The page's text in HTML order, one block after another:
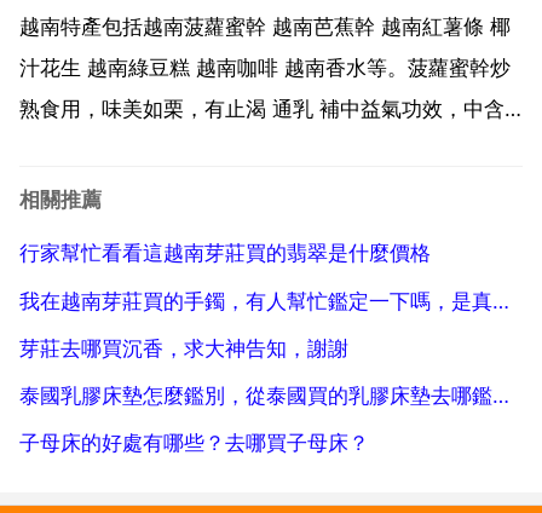
準時間目前採用utc 7為標準時間。由於越南和胡志...
越南特產包括越南菠蘿蜜幹 越南芭蕉幹 越南紅薯條 椰
汁花生 越南綠豆糕 越南咖啡 越南香水等。菠蘿蜜幹炒
熟食用，味美如栗，有止渴 通乳 補中益氣功效，中含
等，服用菠蘿蜜乾後能加強體內纖維蛋白的水解作用，
相關推薦
行家幫忙看看這越南芽莊買的翡翠是什麼價格
我在越南芽莊買的手鐲，有人幫忙鑑定一下嗎，是真是假？值多少錢
芽莊去哪買沉香，求大神告知，謝謝
泰國乳膠床墊怎麼鑑別，從泰國買的乳膠床墊去哪鑑定真偽
子母床的好處有哪些？去哪買子母床？